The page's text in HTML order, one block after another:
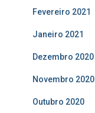
Fevereiro 2021
Janeiro 2021
Dezembro 2020
Novembro 2020
Outubro 2020